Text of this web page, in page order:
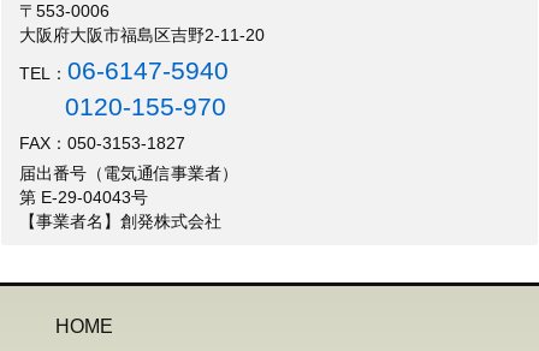
〒553-0006
大阪府大阪市福島区吉野2-11-20
TEL：06-6147-5940
0120-155-970
FAX：050-3153-1827
届出番号（電気通信事業者）
第 E-29-04043号
【事業者名】創発株式会社
HOME